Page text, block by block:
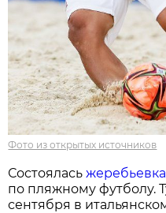
Фото из открытых источников
Состояласьжеребьевка
по пляжному футболу.
сентября в